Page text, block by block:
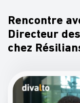
Rencontre
Directeur
chez